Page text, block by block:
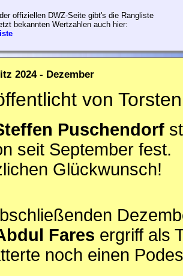
offiziellen DWZ-Seite gibt's die Rangliste
bekannten Wertzahlen auch hier:
2024 - Dezember
von Torsten
Puschendorf
seit September fest.
Glückwunsch!
Fares ergriff als
noch einen